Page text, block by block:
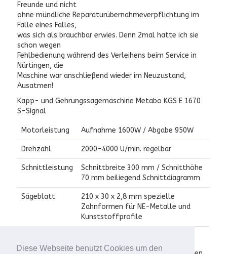
Diese Webseite benutzt Cookies um den
Freunde und nicht
ohne mündliche Reparaturübernahmeverpflichtung im
Falle eines Falles,
was sich als brauchbar erwies. Denn 2mal hatte ich sie
schon wegen
Fehlbedienung während des Verleihens beim Service in
Nürtingen, die
Maschine war anschließend wieder im Neuzustand,
Ausatmen!
Kapp- und Gehrungssägemaschine Metabo KGS E 1670
S-Signal
Motorleistung Aufnahme 1600W / Abgabe 950W
Drehzahl 2000-4000 U/min. regelbar
Schnittleistung
Schnittbreite 300 mm / Schnitthöhe
70 mm beiliegend Schnittdiagramm
Sägeblatt
210 x 30 x 2,8 mm spezielle
Zahnformen für NE-Metalle und
Kunststoffprofile
Zubehör: Werkstückauflagen beidseitig unbegrenzt